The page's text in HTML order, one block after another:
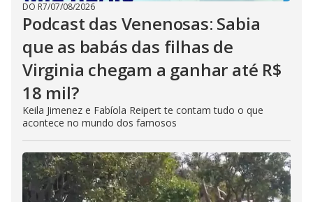
DO R7/07/08/2026
Podcast das Venenosas: Sabia
que as babás das filhas de
Virginia chegam a ganhar até R$
18 mil?
Keila Jimenez e Fabíola Reipert te contam tudo o que
acontece no mundo dos famosos